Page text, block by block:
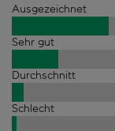
Ausgezeichnet
Sehr gut
Durchschnitt
Schlecht